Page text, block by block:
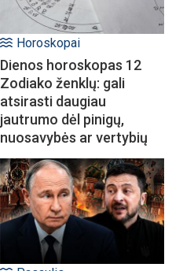
Horoskopai
Dienos horoskopas 12
Zodiako ženklų: gali
atsirasti daugiau
jautrumo dėl pinigų,
nuosavybės ar vertybių